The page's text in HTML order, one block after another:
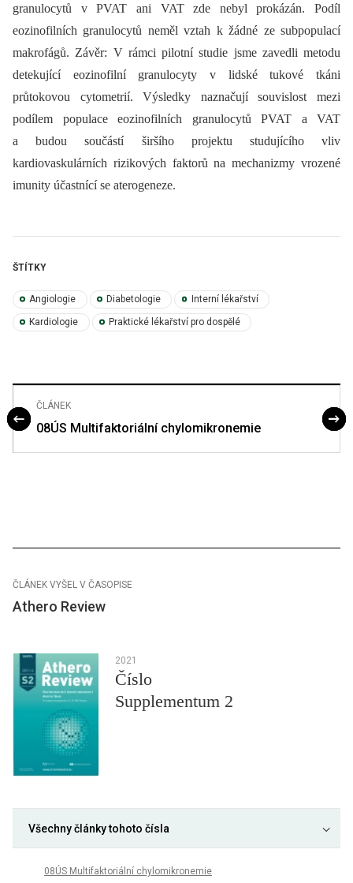
granulocytů v PVAT ani VAT zde nebyl prokázán. Podíl
eozinofilních granulocytů neměl vztah k žádné ze subpopulací
makrofágů. Závěr: V rámci pilotní studie jsme zavedli metodu
detekující eozinofilní granulocyty v lidské tukové tkáni
průtokovou cytometrií. Výsledky naznačují souvislost mezi
podílem populace eozinofilních granulocytů PVAT a VAT
a budou součástí širšího projektu studujícího vliv
kardiovaskulárních rizikových faktorů na mechanizmy vrozené
imunity účastnící se aterogeneze.
ŠTÍTKY
Angiologie Diabetologie Interní lékařství
Kardiologie Praktické lékařství pro dospělé
ČLÁNEK
08ÚS Multifaktoriální chylomikronemie
ČLÁNEK VYŠEL V ČASOPISE
Athero Review
2021
Číslo
Supplementum 2
Všechny články tohoto čísla
08ÚS Multifaktoriální chylomikronemie